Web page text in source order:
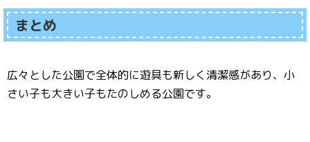
まとめ
広々とした公園で全体的に遊具も新しく清潔感があり、小
さい子も大きい子もたのしめる公園です。